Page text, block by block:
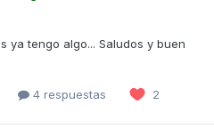
ya tengo algo... Saludos y buen
4 respuestas 2